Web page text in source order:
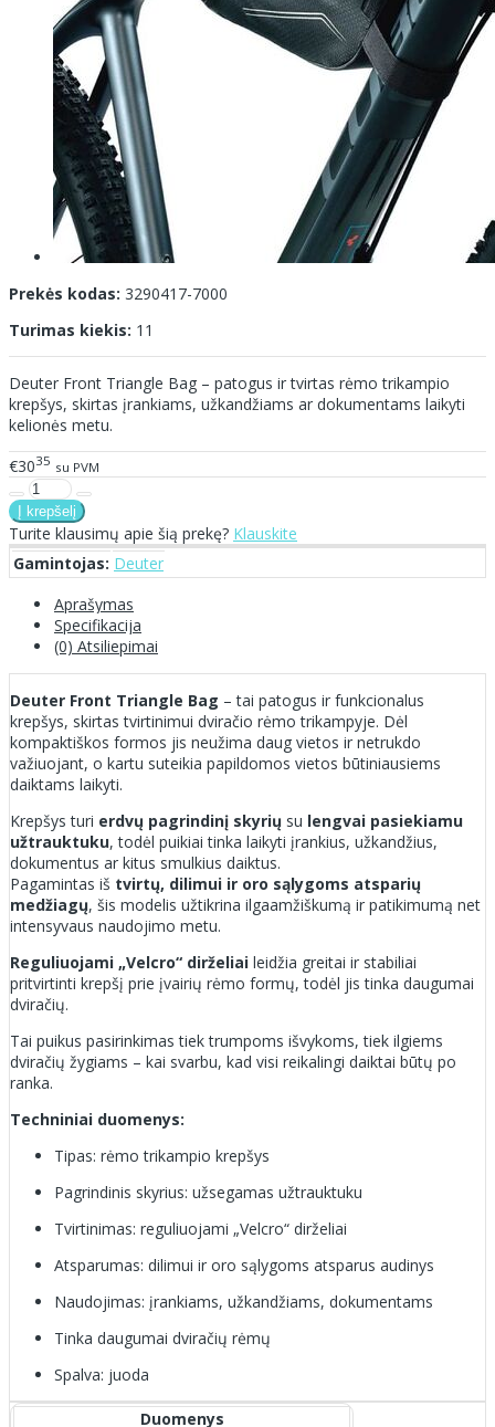
Prekės kodas: 3290417-7000
Turimas kiekis: 11
Deuter Front Triangle Bag – patogus ir tvirtas rėmo trikampio
krepšys, skirtas įrankiams, užkandžiams ar dokumentams laikyti
kelionės metu.
€3035 su PVM
Turite klausimų apie šią prekę? Klauskite
Gamintojas: Deuter
Aprašymas
Specifikacija
(0) Atsiliepimai
Deuter Front Triangle Bag – tai patogus ir funkcionalus
krepšys, skirtas tvirtinimui dviračio rėmo trikampyje. Dėl
kompaktiškos formos jis neužima daug vietos ir netrukdo
važiuojant, o kartu suteikia papildomos vietos būtiniausiems
daiktams laikyti.
Krepšys turi erdvų pagrindinį skyrių su lengvai pasiekiamu
užtrauktuku, todėl puikiai tinka laikyti įrankius, užkandžius,
dokumentus ar kitus smulkius daiktus.
Pagamintas iš tvirtų, dilimui ir oro sąlygoms atsparių
medžiagų, šis modelis užtikrina ilgaamžiškumą ir patikimumą net
intensyvaus naudojimo metu.
Reguliuojami „Velcro“ dirželiai leidžia greitai ir stabiliai
pritvirtinti krepšį prie įvairių rėmo formų, todėl jis tinka daugumai
dviračių.
Tai puikus pasirinkimas tiek trumpoms išvykoms, tiek ilgiems
dviračių žygiams – kai svarbu, kad visi reikalingi daiktai būtų po
ranka.
Techniniai duomenys:
Tipas: rėmo trikampio krepšys
Pagrindinis skyrius: užsegamas užtrauktuku
Tvirtinimas: reguliuojami „Velcro“ dirželiai
Atsparumas: dilimui ir oro sąlygoms atsparus audinys
Naudojimas: įrankiams, užkandžiams, dokumentams
Tinka daugumai dviračių rėmų
Spalva: juoda
Duomenys